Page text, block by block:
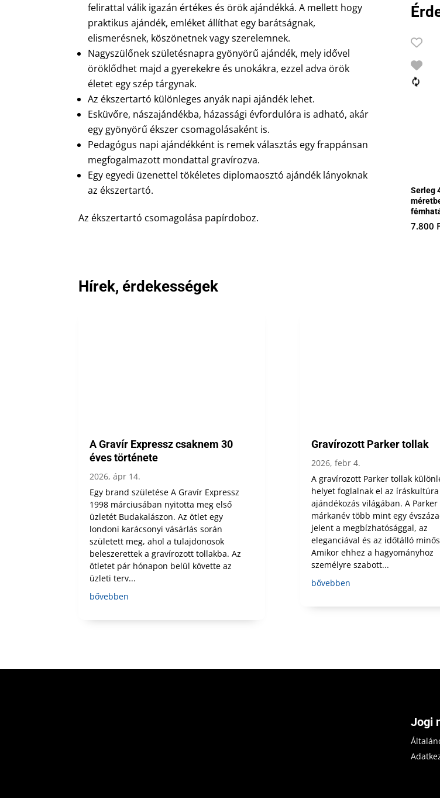
felirattal válik igazán értékes és örök ajándékká. A mellett hogy
praktikus ajándék, emléket állíthat egy barátságnak,
elismerésnek, köszönetnek vagy szerelemnek.
Nagyszülőnek születésnapra gyönyörű ajándék, mely idővel
öröklődhet majd a gyerekekre és unokákra, ezzel adva örök
életet egy szép tárgynak.
Az ékszertartó különleges anyák napi ajándék lehet.
Esküvőre, nászajándékba, házassági évfordulóra is adható, akár
egy gyönyörű ékszer csomagolásaként is.
Pedagógus napi ajándékként is remek választás egy frappánsan
megfogalmazott mondattal gravírozva.
Egy egyedi üzenettel tökéletes diplomaosztó ajándék lányoknak
az ékszertartó.
Az ékszertartó csomagolása papírdoboz.
Serleg
7.800
Hírek, érdekességek
A Gravír Expressz csaknem 30
éves története
2026, ápr 14.
Egy brand születése A Gravír Expressz
1998 márciusában nyitotta meg első
üzletét Budakalászon. Az ötlet egy
londoni karácsonyi vásárlás során
született meg, ahol a tulajdonosok
beleszerettek a gravírozott tollakba. Az
ötletet pár hónapon belül követte az
üzleti terv...
bővebben
Gravírozott Parker tollak
2026, febr 4.
A gravírozott Parker tollak
helyet foglalnak el az íráskultúra
ajándékozás világában. A Parker
márkanév több mint egy
jelent a megbízhatósággal, az
eleganciával és az időtálló
Amikor ehhez a hagyományhoz
személyre szabott...
bővebben
Jogi